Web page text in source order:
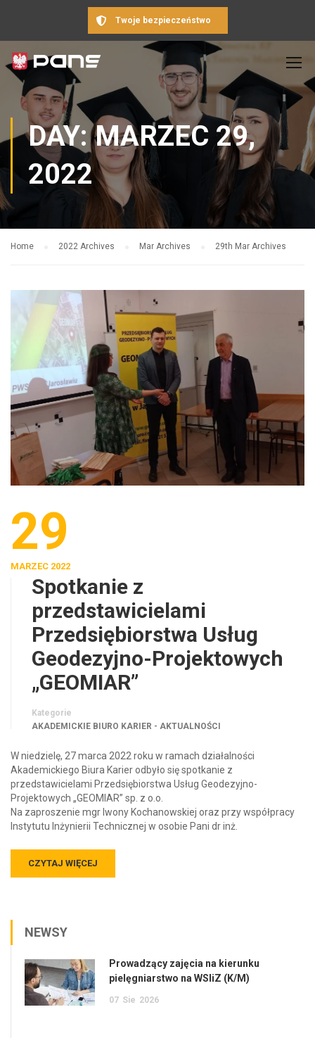
Twoje bezpieczeństwo
DAY: MARZEC 29,
2022
Home 2022 Archives Mar Archives 29th Mar Archives
29
MARZEC 2022
Spotkanie z
przedstawicielami
Przedsiębiorstwa Usług
Geodezyjno-Projektowych
„GEOMIAR”
Kategorie
AKADEMICKIE BIURO KARIER - AKTUALNOŚCI
W niedzielę, 27 marca 2022 roku w ramach działalności
Akademickiego Biura Karier odbyło się spotkanie z
przedstawicielami Przedsiębiorstwa Usług Geodezyjno-
Projektowych „GEOMIAR” sp. z o.o.
Na zaproszenie mgr Iwony Kochanowskiej oraz przy współpracy
Instytutu Inżynierii Technicznej w osobie Pani dr inż.
CZYTAJ WIĘCEJ
NEWSY
Prowadzący zajęcia na kierunku
pielęgniarstwo na WSIiZ (K/M)
07 Sie 2026